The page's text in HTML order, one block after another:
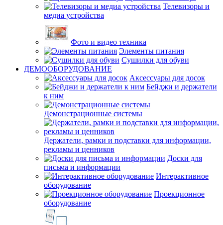
Телевизоры и
медиа устройства
Фото и видео техника
Элементы питания
Сушилки для обуви
ДЕМООБОРУДОВАНИЕ
Аксессуары для досок
Бейджи и держатели
к ним
Демонстрационные системы
Держатели, рамки и подставки для информации,
рекламы и ценников
Доски для
письма и информации
Интерактивное
оборудование
Проекционное
оборудование